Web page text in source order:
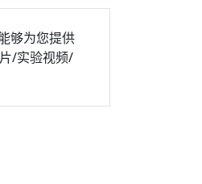
够为您提供
/实验视频/